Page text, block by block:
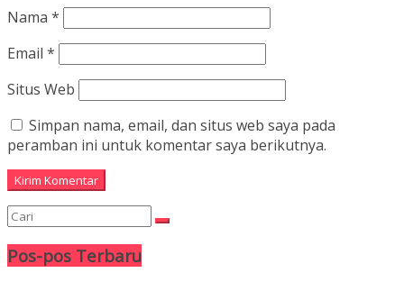
Nama *
Email *
Situs Web
Simpan nama, email, dan situs web saya pada
peramban ini untuk komentar saya berikutnya.
Pos-pos Terbaru